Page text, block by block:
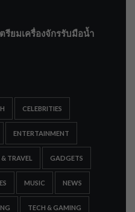
รียมเครื่องจักรรับมือน้ำ
CELEBRITIES
ENTERTAINMENT
TRAVEL GADGETS
MUSIC NEWS
TECH & GAMING